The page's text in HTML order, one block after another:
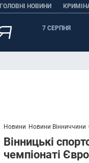
ГОЛОВНІ НОВИНИ
7 СЕРПНЯ
Новини Новини Вінниччини
Вінницькі
чемпіонаті